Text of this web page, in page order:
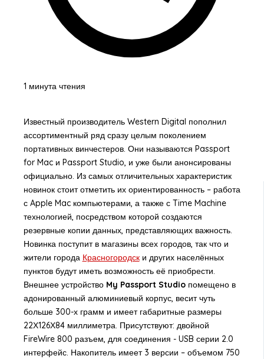
1 минута чтения
Известный производитель Western Digital пополнил
ассортиментный ряд сразу целым поколением
портативных винчестеров. Они называются Passport
for Mac и Passport Studio, и уже были анонсированы
официально. Из самых отличительных характеристик
новинок стоит отметить их ориентированность – работа
с Apple Mac компьютерами, а также с Time Machine
технологией, посредством которой создаются
резервные копии данных, представляющих важность.
Новинка поступит в магазины всех городов, так что и
жители города Красногородски других населённых
пунктов будут иметь возможность её приобрести.
Внешнее устройство My Passport Studioпомещено в
адонированный алюминиевый корпус, весит чуть
больше 300-х грамм и имеет габаритные размеры
22Х126Х84 миллиметра. Присутствуют: двойной
FireWire 800 разъем, для соединения - USB серии 2.0
интерфейс. Накопитель имеет 3 версии – объемом 750